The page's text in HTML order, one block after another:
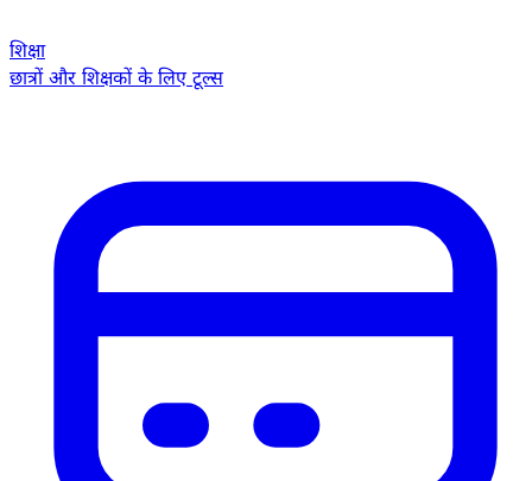
शिक्षा
छात्रों और शिक्षकों के लिए टूल्स